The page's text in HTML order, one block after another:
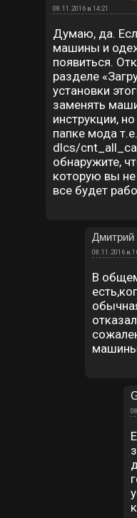
08.11.2016 в 14:21
Думаю, да.
машины и
появиться.
разделе
установки
заменять
инструкции,
папке мода т.е.
dlcs/
обнаружите,
которую вы не
все будет
Дмитрий
08.11.2016 в
В